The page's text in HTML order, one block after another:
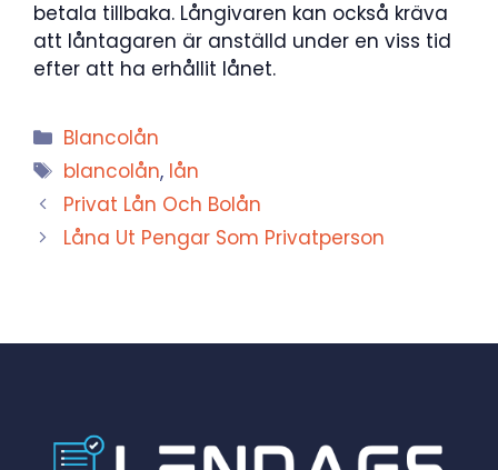
betala tillbaka. Långivaren kan också kräva
att låntagaren är anställd under en viss tid
efter att ha erhållit lånet.
Kategorier
Blancolån
Etiketter
blancolån, lån
Privat Lån Och Bolån
Låna Ut Pengar Som Privatperson